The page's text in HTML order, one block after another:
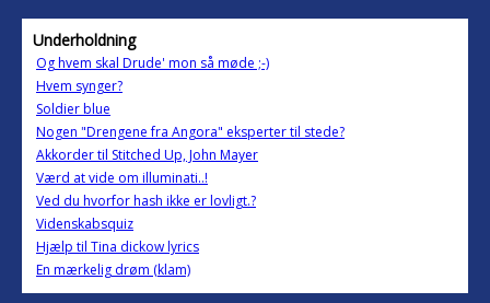
Underholdning
Og hvem skal Drude' mon så møde ;-)
Hvem synger?
Soldier blue
Nogen "Drengene fra Angora" eksperter til stede?
Akkorder til Stitched Up, John Mayer
Værd at vide om illuminati..!
Ved du hvorfor hash ikke er lovligt.?
Videnskabsquiz
Hjælp til Tina dickow lyrics
En mærkelig drøm (klam)